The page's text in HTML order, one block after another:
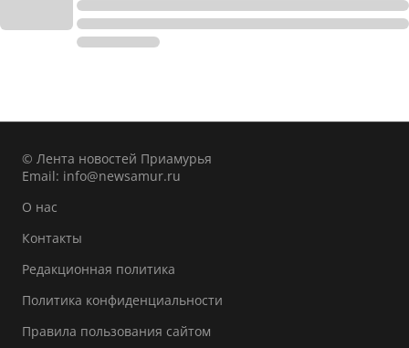
© Лента новостей Приамурья
Email: info@newsamur.ru
О нас
Контакты
Редакционная политика
Политика конфиденциальности
Правила пользования сайтом